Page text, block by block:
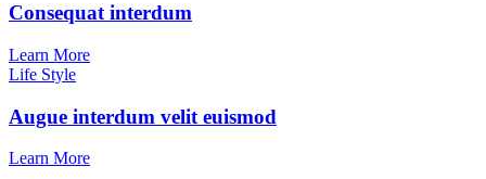
Consequat interdum
Learn More
Life Style
Augue interdum velit euismod
Learn More